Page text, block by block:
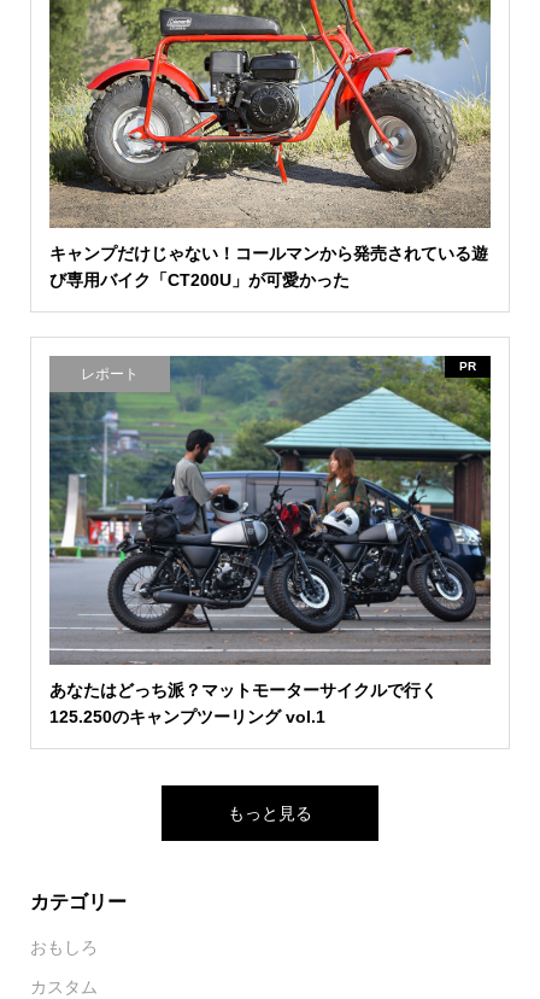
キャンプだけじゃない！コールマンから発売されている遊
び専用バイク「CT200U」が可愛かった
レポート PR
あなたはどっち派？マットモーターサイクルで行く
125.250のキャンプツーリング vol.1
もっと見る
カテゴリー
おもしろ
カスタム